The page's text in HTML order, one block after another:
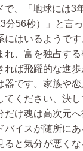
、「地球には3
分56秒）」と言
はいるようです
、富を独占す
ば飛躍的な進
器です。家族や
ください、決
だけ魂は高次元
バイスが随所に
と気分が悪く